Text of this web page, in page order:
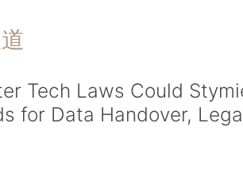
Tech Laws Could
for Data Handover,